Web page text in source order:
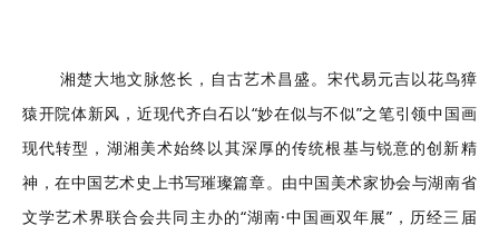
湘楚大地文脉悠长，自古艺术昌盛。宋代易元吉以花鸟獐
猿开院体新风，近现代齐白石以“妙在似与不似”之笔引领中国画
现代转型，湖湘美术始终以其深厚的传统根基与锐意的创新精
神，在中国艺术史上书写璀璨篇章。由中国美术家协会与湖南省
文学艺术界联合会共同主办的“湖南·中国画双年展”，历经三届